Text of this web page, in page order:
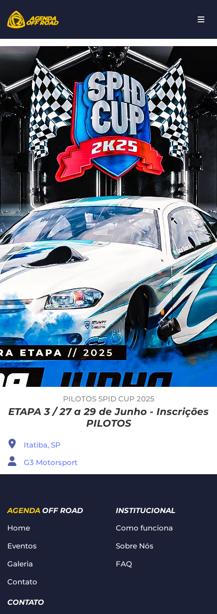
PILOTOS SPID CUP 2025
ETAPA 3 / 27 a 29 de Junho - Inscrições
PILOTOS
Itatiba, SP
G3 Motorsport
AGENDA OFF ROAD
Home
Eventos
Galeria
Contato
INSTITUCIONAL
Como funciona
Sobre Nós
FAQ
CONTATO